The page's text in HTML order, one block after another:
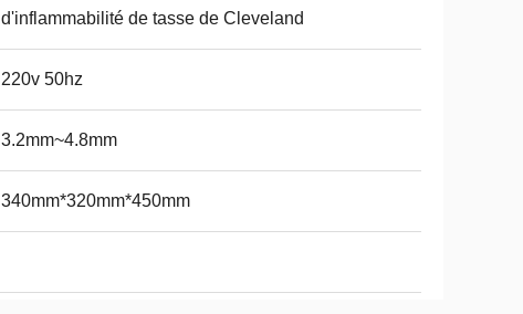
d'inflammabilité de tasse de Cleveland
220v 50hz
3.2mm~4.8mm
340mm*320mm*450mm